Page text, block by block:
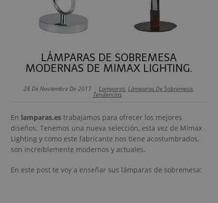
LÁMPARAS DE SOBREMESA
MODERNAS DE MIMAX LIGHTING.
28 De Noviembre De 2017 Lamparas,Lámparas De Sobremesa,
Tendencias
En lamparas.es trabajamos para ofrecer los mejores
diseños. Tenemos una nueva selección, esta vez de Mimax
Lighting y como este fabricante nos tiene acostumbrados,
son increíblemente modernos y actuales.
En este post te voy a enseñar sus lámparas de sobremesa: